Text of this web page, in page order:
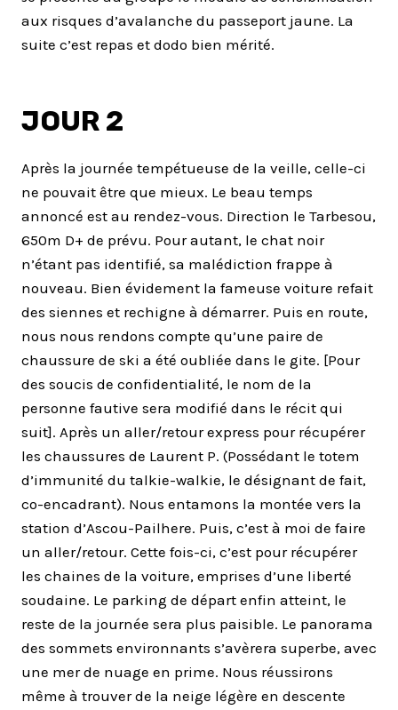
aux risques d’avalanche du passeport jaune. La
suite c’est repas et dodo bien mérité.
JOUR 2
Après la journée tempétueuse de la veille, celle-ci
ne pouvait être que mieux. Le beau temps
annoncé est au rendez-vous. Direction le Tarbesou,
650m D+ de prévu. Pour autant, le chat noir
n’étant pas identifié, sa malédiction frappe à
nouveau. Bien évidement la fameuse voiture refait
des siennes et rechigne à démarrer. Puis en route,
nous nous rendons compte qu’une paire de
chaussure de ski a été oubliée dans le gite. [Pour
des soucis de confidentialité, le nom de la
personne fautive sera modifié dans le récit qui
suit]. Après un aller/retour express pour récupérer
les chaussures de Laurent P. (Possédant le totem
d’immunité du talkie-walkie, le désignant de fait,
co-encadrant). Nous entamons la montée vers la
station d’Ascou-Pailhere. Puis, c’est à moi de faire
un aller/retour. Cette fois-ci, c’est pour récupérer
les chaines de la voiture, emprises d’une liberté
soudaine. Le parking de départ enfin atteint, le
reste de la journée sera plus paisible. Le panorama
des sommets environnants s’avèrera superbe, avec
une mer de nuage en prime. Nous réussirons
même à trouver de la neige légère en descente